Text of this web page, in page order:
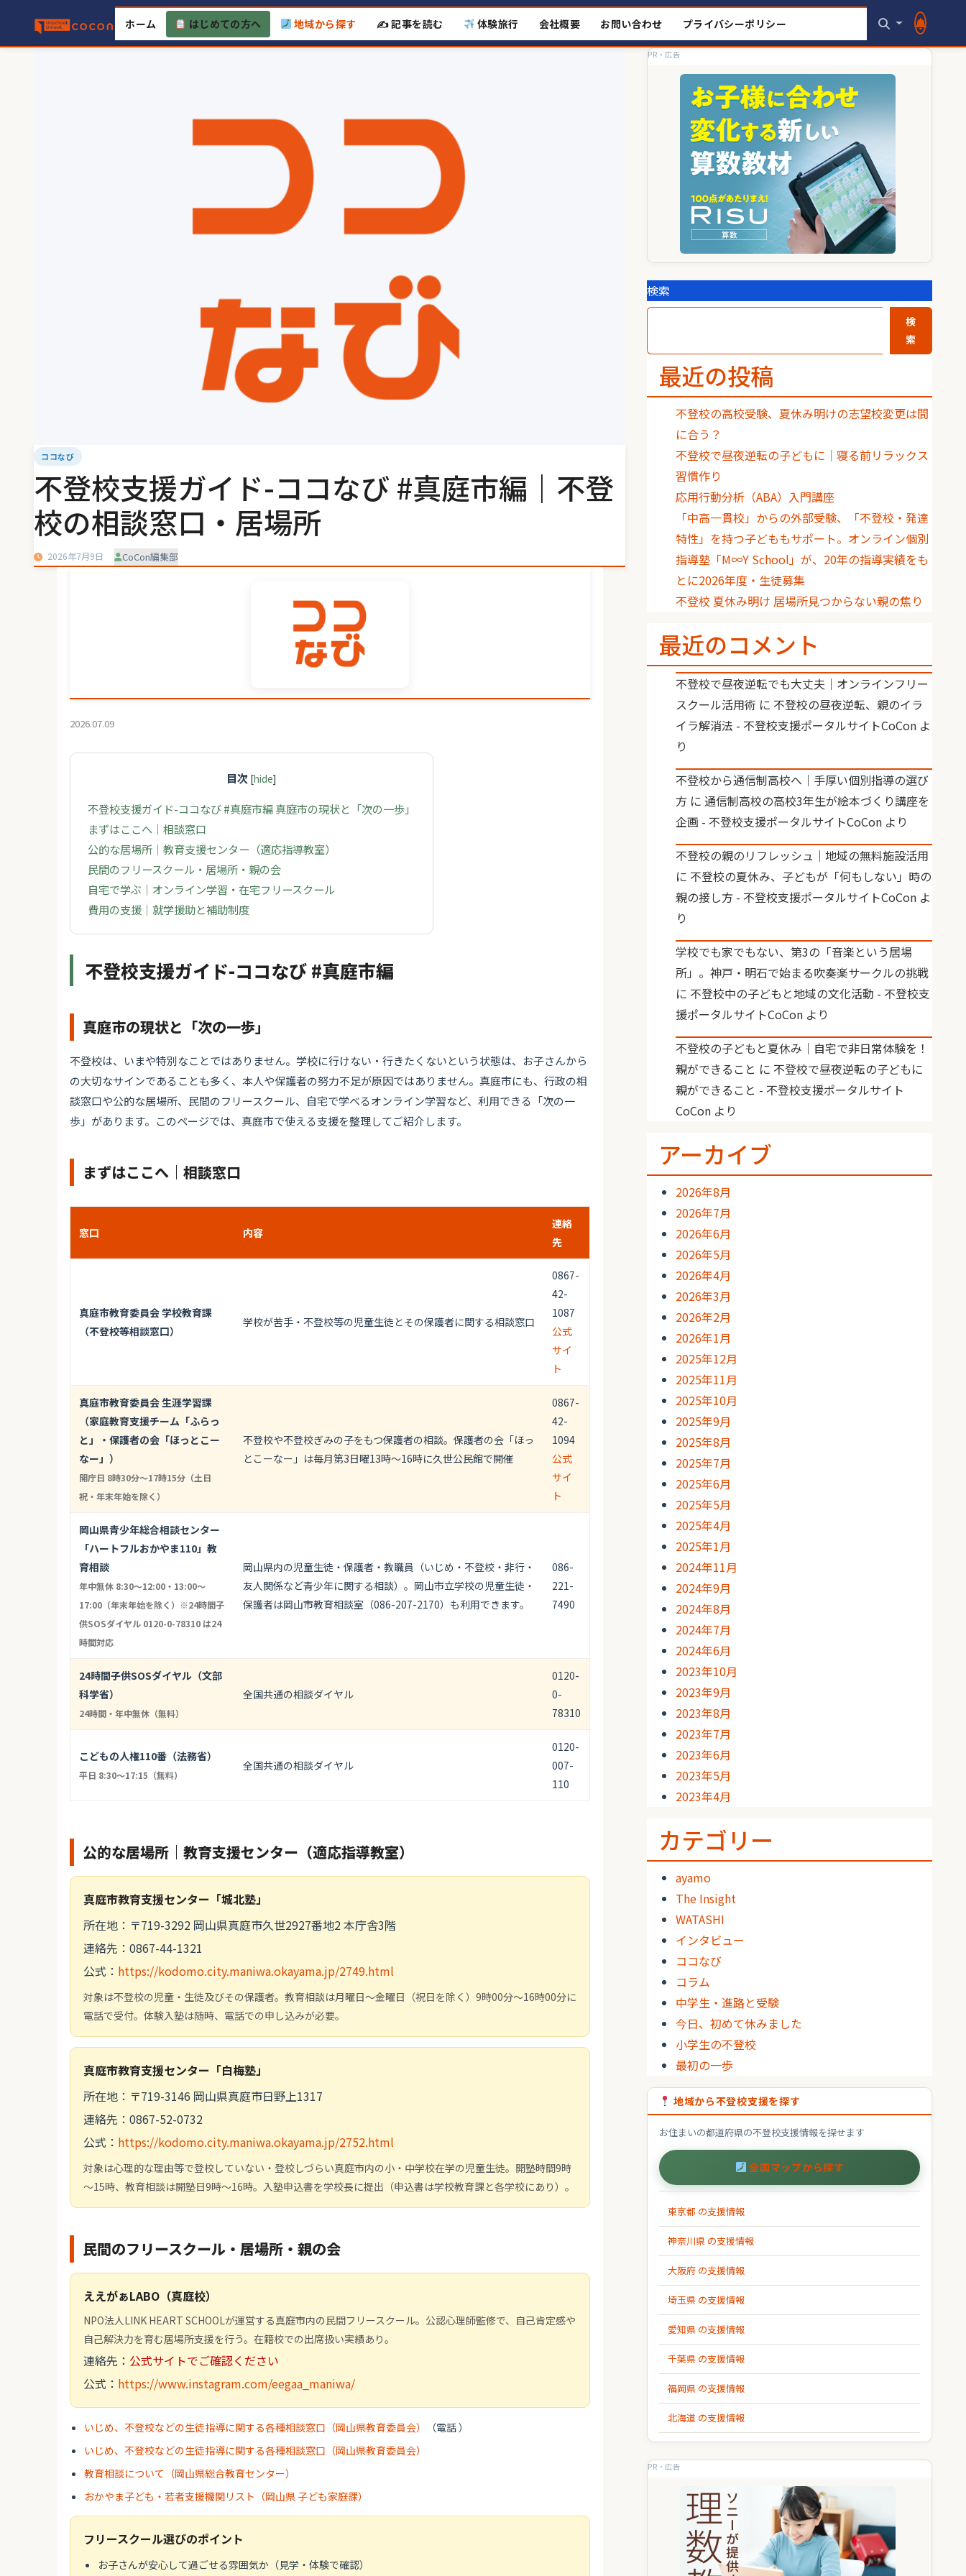
content
ホーム はじめての方へ 地域から探す ✍️ 記事を読む 体験旅行 会社概要 お問い合わせ プライバシーポリシー
ココなび
不登校支援ガイド-ココなび #真庭市編｜不登
校の相談窓口・居場所
2026年7月9日 CoCon編集部
2026.07.09
目次 [hide]
不登校支援ガイド-ココなび #真庭市編 真庭市の現状と「次の一歩」
まずはここへ｜相談窓口
公的な居場所｜教育支援センター（適応指導教室）
民間のフリースクール・居場所・親の会
自宅で学ぶ｜オンライン学習・在宅フリースクール
費用の支援｜就学援助と補助制度
不登校支援ガイド-ココなび #真庭市編
真庭市の現状と「次の一歩」
不登校は、いまや特別なことではありません。学校に行けない・行きたくないという状態は、お子さんから
の大切なサインであることも多く、本人や保護者の努力不足が原因ではありません。真庭市にも、行政の相
談窓口や公的な居場所、民間のフリースクール、自宅で学べるオンライン学習など、利用できる「次の一
歩」があります。このページでは、真庭市で使える支援を整理してご紹介します。
まずはここへ｜相談窓口
窓口 内容
連絡
先
真庭市教育委員会 学校教育課
（不登校等相談窓口）
学校が苦手・不登校等の児童生徒とその保護者に関する相談窓口
0867-
42-
1087
公式
サイ
ト
真庭市教育委員会 生涯学習課
（家庭教育支援チーム「ふらっ
と」・保護者の会「ほっとこー
なー」）
開庁日 8時30分～17時15分（土日
祝・年末年始を除く）
不登校や不登校ぎみの子をもつ保護者の相談。保護者の会「ほっ
とこーなー」は毎月第3日曜13時～16時に久世公民館で開催
0867-
42-
1094
公式
サイ
ト
岡山県青少年総合相談センター
「ハートフルおかやま110」教
育相談
年中無休 8:30〜12:00・13:00〜
17:00（年末年始を除く）※24時間子
供SOSダイヤル 0120-0-78310 は24
時間対応
岡山県内の児童生徒・保護者・教職員（いじめ・不登校・非行・
友人関係など青少年に関する相談）。岡山市立学校の児童生徒・
保護者は岡山市教育相談室（086-207-2170）も利用できます。
086-
221-
7490
24時間子供SOSダイヤル（文部
科学省）
24時間・年中無休（無料）
全国共通の相談ダイヤル
0120-
0-
78310
こどもの人権110番（法務省）
平日 8:30〜17:15（無料）
全国共通の相談ダイヤル
0120-
007-
110
公的な居場所｜教育支援センター（適応指導教室）
真庭市教育支援センター「城北塾」
所在地：〒719-3292 岡山県真庭市久世2927番地2 本庁舎3階
連絡先：0867-44-1321
公式： https://kodomo.city.maniwa.okayama.jp/2749.html
対象は不登校の児童・生徒及びその保護者。教育相談は月曜日～金曜日（祝日を除く）9時00分～16時00分に
電話で受付。体験入塾は随時、電話での申し込みが必要。
真庭市教育支援センター「白梅塾」
所在地：〒719-3146 岡山県真庭市日野上1317
連絡先：0867-52-0732
公式： https://kodomo.city.maniwa.okayama.jp/2752.html
対象は心理的な理由等で登校していない・登校しづらい真庭市内の小・中学校在学の児童生徒。開塾時間9時
～15時、教育相談は開塾日9時～16時。入塾申込書を学校長に提出（申込書は学校教育課と各学校にあり）。
民間のフリースクール・居場所・親の会
ええがぁLABO（真庭校）
NPO法人LINK HEART SCHOOLが運営する真庭市内の民間フリースクール。公認心理師監修で、自己肯定感や
自己解決力を育む居場所支援を行う。在籍校での出席扱い実績あり。
連絡先： 公式サイトでご確認ください
公式： https://www.instagram.com/eegaa_maniwa/
いじめ、不登校などの生徒指導に関する各種相談窓口（岡山県教育委員会）
（電話 ）
いじめ、不登校などの生徒指導に関する各種相談窓口（岡山県教育委員会）
教育相談について（岡山県総合教育センター）
おかやま子ども・若者支援機関リスト（岡山県 子ども家庭課）
フリースクール選びのポイント
お子さんが安心して過ごせる雰囲気か（見学・体験で確認）
PR・広告
検索
検
索
最近の投稿
不登校の高校受験、夏休み明けの志望校変更は間
に合う？
不登校で昼夜逆転の子どもに｜寝る前リラックス
習慣作り
応用行動分析（ABA）入門講座
「中高一貫校」からの外部受験、「不登校・発達
特性」を持つ子どももサポート。オンライン個別
指導塾「M∞Y School」が、20年の指導実績をも
とに2026年度・生徒募集
不登校 夏休み明け 居場所見つからない親の焦り
最近のコメント
不登校で昼夜逆転でも大丈夫｜オンラインフリー
スクール活用術 に 不登校の昼夜逆転、親のイラ
イラ解消法 - 不登校支援ポータルサイトCoCon よ
り
不登校から通信制高校へ｜手厚い個別指導の選び
方 に通信制高校の高校3年生が絵本づくり講座を
企画 - 不登校支援ポータルサイトCoCon より
不登校の親のリフレッシュ｜地域の無料施設活用
に 不登校の夏休み、子どもが「何もしない」時の
親の接し方 - 不登校支援ポータルサイトCoCon よ
り
学校でも家でもない、第3の「音楽という居場
所」。神戸・明石で始まる吹奏楽サークルの挑戦
に 不登校中の子どもと地域の文化活動 - 不登校支
援ポータルサイトCoCon より
不登校の子どもと夏休み｜自宅で非日常体験を！
親ができること に 不登校で昼夜逆転の子どもに
親ができること - 不登校支援ポータルサイト
CoCon より
アーカイブ
2026年8月
2026年7月
2026年6月
2026年5月
2026年4月
2026年3月
2026年2月
2026年1月
2025年12月
2025年11月
2025年10月
2025年9月
2025年8月
2025年7月
2025年6月
2025年5月
2025年4月
2025年1月
2024年11月
2024年9月
2024年8月
2024年7月
2024年6月
2023年10月
2023年9月
2023年8月
2023年7月
2023年6月
2023年5月
2023年4月
カテゴリー
ayamo
The Insight
WATASHI
インタビュー
ココなび
コラム
中学生・進路と受験
今日、初めて休みました
小学生の不登校
最初の一歩
地域から不登校支援を探す
お住まいの都道府県の不登校支援情報を探せます
全国マップから探す
東京都 の支援情報
神奈川県 の支援情報
大阪府 の支援情報
埼玉県 の支援情報
愛知県 の支援情報
千葉県 の支援情報
福岡県 の支援情報
北海道 の支援情報
PR・広告